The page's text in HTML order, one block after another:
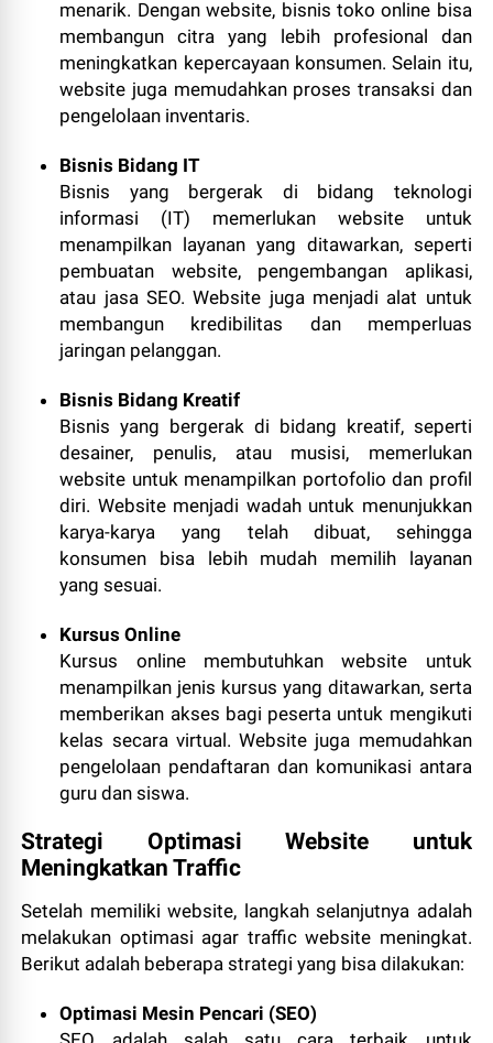
menarik. Dengan website, bisnis toko online bisa
membangun citra yang lebih profesional dan
meningkatkan kepercayaan konsumen. Selain itu,
website juga memudahkan proses transaksi dan
pengelolaan inventaris.
Bisnis Bidang IT
Bisnis yang bergerak di bidang teknologi
informasi (IT) memerlukan website untuk
menampilkan layanan yang ditawarkan, seperti
pembuatan website, pengembangan aplikasi,
atau jasa SEO. Website juga menjadi alat untuk
membangun kredibilitas dan memperluas
jaringan pelanggan.
Bisnis Bidang Kreatif
Bisnis yang bergerak di bidang kreatif, seperti
desainer, penulis, atau musisi, memerlukan
website untuk menampilkan portofolio dan profil
diri. Website menjadi wadah untuk menunjukkan
karya-karya yang telah dibuat, sehingga
konsumen bisa lebih mudah memilih layanan
yang sesuai.
Kursus Online
Kursus online membutuhkan website untuk
menampilkan jenis kursus yang ditawarkan, serta
memberikan akses bagi peserta untuk mengikuti
kelas secara virtual. Website juga memudahkan
pengelolaan pendaftaran dan komunikasi antara
guru dan siswa.
Strategi Optimasi Website untuk
Meningkatkan Traffic
Setelah memiliki website, langkah selanjutnya adalah
melakukan optimasi agar traffic website meningkat.
Berikut adalah beberapa strategi yang bisa dilakukan:
Optimasi Mesin Pencari (SEO)